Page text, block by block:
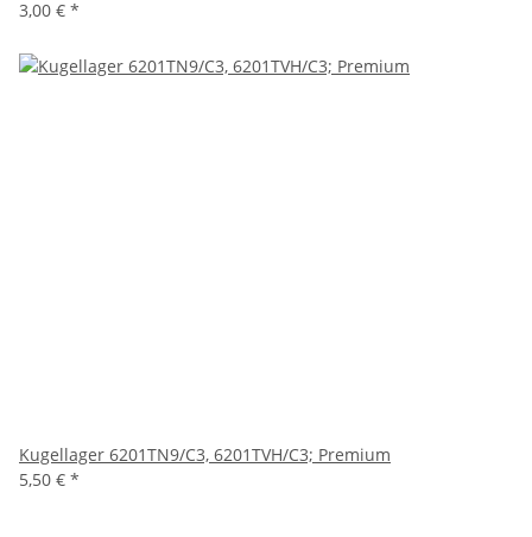
3,00 € *
Kugellager 6201TN9/C3, 6201TVH/C3; Premium
5,50 € *